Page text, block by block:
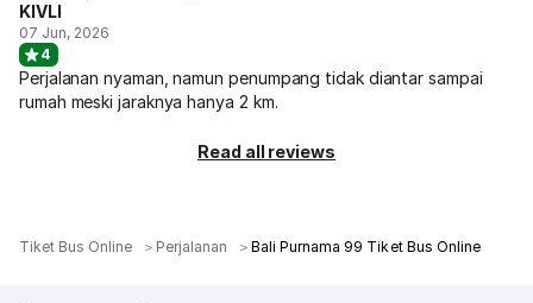
KIVLI
07 Jun, 2026
4
Perjalanan nyaman, namun penumpang tidak diantar sampai
rumah meski jaraknya hanya 2 km.
Read all reviews
Tiket Bus Online Perjalanan Bali Purnama 99 Tiket Bus Online